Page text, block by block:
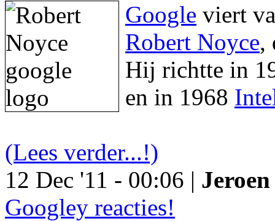
Google viert
Robert Noyce,
Hij richtte in
en in 1968
(Lees verder...!)
12 Dec '11 - 00:06 |
Googley reacties!